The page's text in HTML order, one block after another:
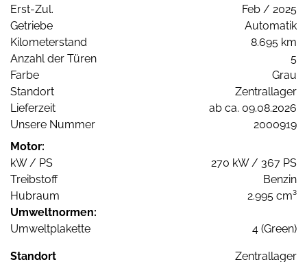
Erst-Zul.
Feb / 2025
Getriebe
Automatik
Kilometerstand
8.695 km
Anzahl der Türen
5
Farbe
Grau
Standort
Zentrallager
Lieferzeit
ab ca. 09.08.2026
Unsere Nummer
2000919
Motor:
kW / PS
270 kW / 367 PS
Treibstoff
Benzin
Hubraum
2.995 cm³
Umweltnormen:
Umweltplakette
4 (Green)
Standort Zentrallager